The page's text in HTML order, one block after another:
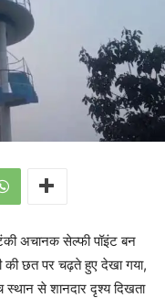
अचानक सेल्फी पॉइंट बन
छत पर चढ़ते हुए देखा गया,
से शानदार दृश्य दिखता